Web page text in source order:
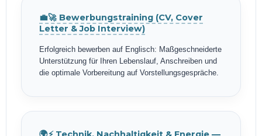
💼🚀 Bewerbungstraining (CV, Cover
Letter & Job Interview)
Erfolgreich bewerben auf Englisch: Maßgeschneiderte
Unterstützung für Ihren Lebenslauf, Anschreiben und
die optimale Vorbereitung auf Vorstellungsgespräche.